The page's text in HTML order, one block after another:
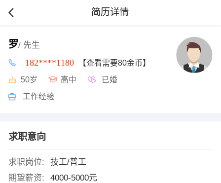
简历详情
罗/ 先生
182****1180 【查看需要80金币】
50岁 高中 已婚
工作经验
求职意向
求职岗位:
技工/普工
期望薪资:
4000-5000元